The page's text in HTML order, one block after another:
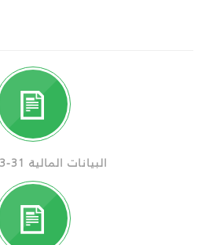
البيانات المالية 31-03-2021